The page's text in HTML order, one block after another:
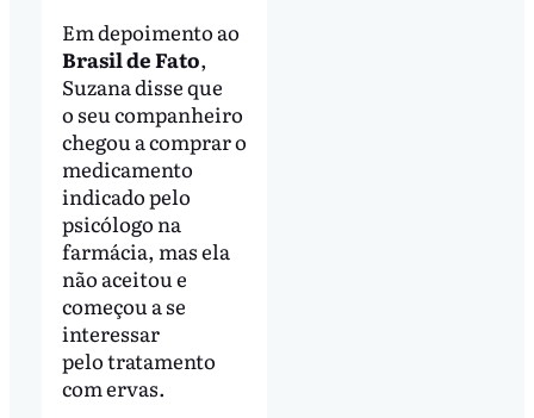
Em depoimento ao
Brasil de Fato,
Suzana disse que
o seu companheiro
chegou a comprar o
medicamento
indicado pelo
psicólogo na
farmácia, mas ela
não aceitou e
começou a se
interessar
pelo tratamento
com ervas.